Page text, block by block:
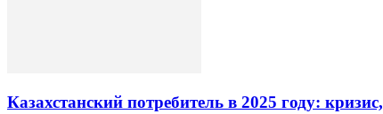
Казахстанский потребитель в 2025 году: